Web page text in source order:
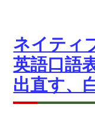
ネイティ
英語口語
出直す、